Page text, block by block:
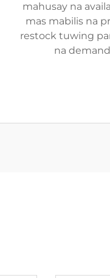
mahusay na
mas mabilis na
restock tuwing
na